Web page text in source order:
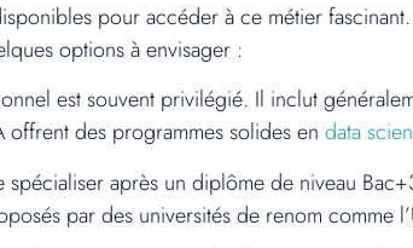
pour accéder à ce métier
options à envisager :
est souvent privilégié. Il inclut
offrent des programmes solides en data
spécialiser après un diplôme de niveau
par des universités de renom comme